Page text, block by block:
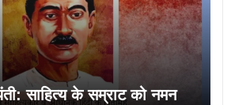
साहित्य के सम्राट को नमन